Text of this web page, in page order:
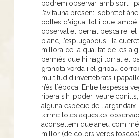
podrem observar, amb sort i
l’avifauna present, sobretot
polles d’aigua, tot i que també
observat el bernat pescaire, el
blanc, l’esplugabous i la
millora de la qualitat de les
permès que hi hagi tornat el
granota verda i el gripau
multitud d’invertebrats i
n’és l`època. Entre l’espessa
ribera s’hi poden veure
alguna espècie de llargandaix.
terme totes aquestes
aconsellem que aneu com
millor (de colors verds